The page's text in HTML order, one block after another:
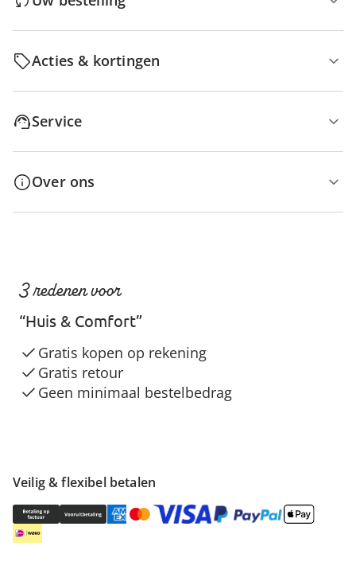
Acties & kortingen
Service
Over ons
Veilig & flexibel betalen
3 redenen voor
“Huis & Comfort”
Gratis kopen op rekening
Gratis retour
Geen minimaal bestelbedrag